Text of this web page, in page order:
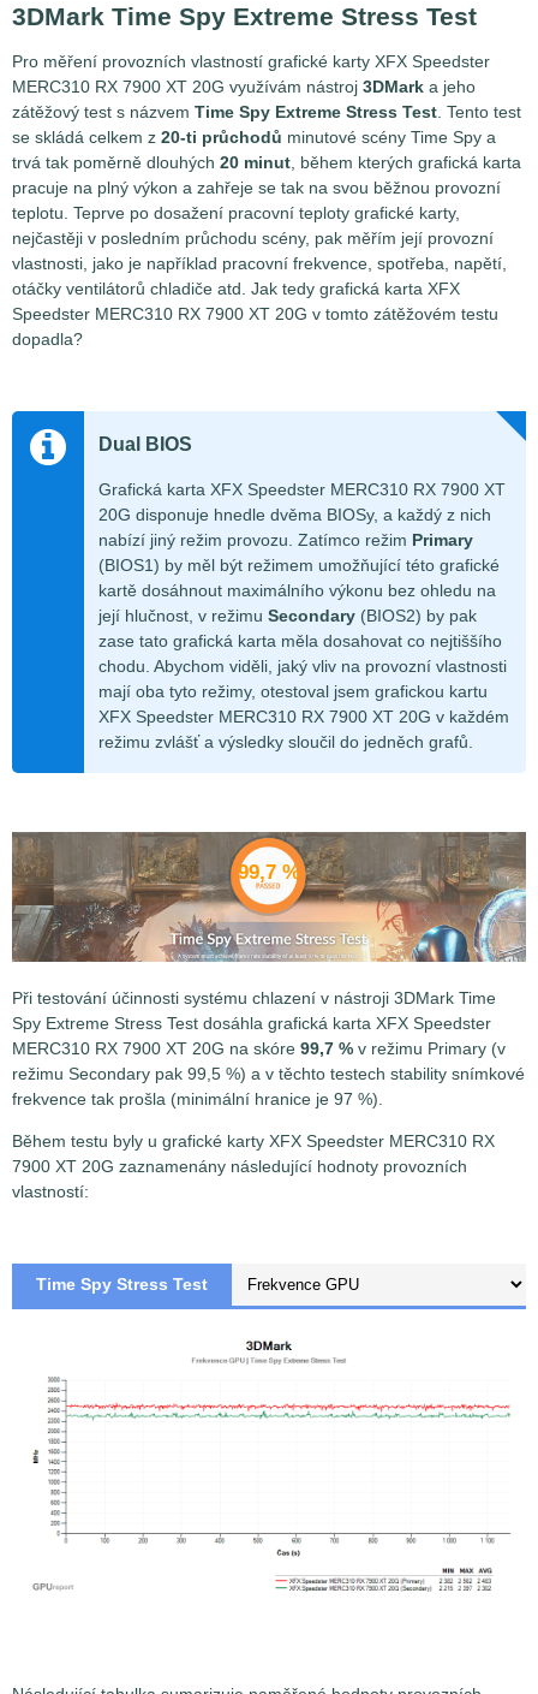
3DMark Time Spy Extreme Stress Test
Pro měření provozních vlastností grafické karty XFX Speedster
MERC310 RX 7900 XT 20G využívám nástroj 3DMark a jeho
zátěžový test s názvem Time Spy Extreme Stress Test . Tento test
se skládá celkem z 20-ti průchodů minutové scény Time Spy a
trvá tak poměrně dlouhých 20 minut , během kterých grafická karta
pracuje na plný výkon a zahřeje se tak na svou běžnou provozní
teplotu. Teprve po dosažení pracovní teploty grafické karty,
nejčastěji v posledním průchodu scény, pak měřím její provozní
vlastnosti, jako je například pracovní frekvence, spotřeba, napětí,
otáčky ventilátorů chladiče atd. Jak tedy grafická karta XFX
Speedster MERC310 RX 7900 XT 20G v tomto zátěžovém testu
dopadla?
Dual BIOS
Grafická karta XFX Speedster MERC310 RX 7900 XT
20G disponuje hnedle dvěma BIOSy, a každý z nich
nabízí jiný režim provozu. Zatímco režim Primary
(BIOS1) by měl být režimem umožňující této grafické
kartě dosáhnout maximálního výkonu bez ohledu na
její hlučnost, v režimu Secondary (BIOS2) by pak
zase tato grafická karta měla dosahovat co nejtiššího
chodu. Abychom viděli, jaký vliv na provozní vlastnosti
mají oba tyto režimy, otestoval jsem grafickou kartu
XFX Speedster MERC310 RX 7900 XT 20G v každém
režimu zvlášť a výsledky sloučil do jedněch grafů.
99,7 %
Při testování účinnosti systému chlazení v nástroji 3DMark Time
Spy Extreme Stress Test dosáhla grafická karta XFX Speedster
MERC310 RX 7900 XT 20G na skóre 99,7 % v režimu Primary (v
režimu Secondary pak 99,5 %) a v těchto testech stability snímkové
frekvence tak prošla (minimální hranice je 97 %).
Během testu byly u grafické karty XFX Speedster MERC310 RX
7900 XT 20G zaznamenány následující hodnoty provozních
vlastností:
Time Spy Stress Test